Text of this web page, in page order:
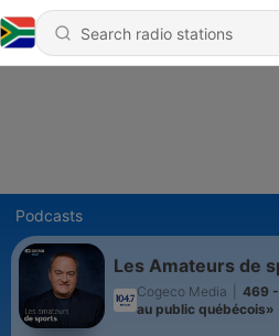
Podcasts
Les Amateurs de
Cogeco Media
469 -
au public québécois»